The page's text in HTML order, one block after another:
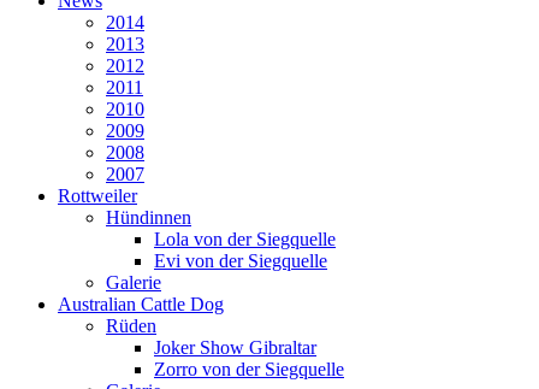
2014
2013
2012
2011
2010
2009
2008
2007
Rottweiler
Hündinnen
Lola von der Siegquelle
Evi von der Siegquelle
Galerie
Australian Cattle Dog
Rüden
Joker Show Gibraltar
Zorro von der Siegquelle